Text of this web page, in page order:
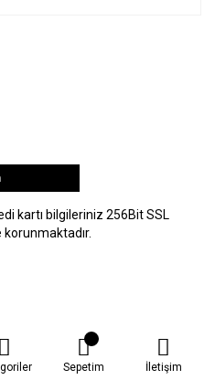
kartı bilgileriniz 256Bit SSL
korunmaktadır.
Sepetim İletişim
e- ile